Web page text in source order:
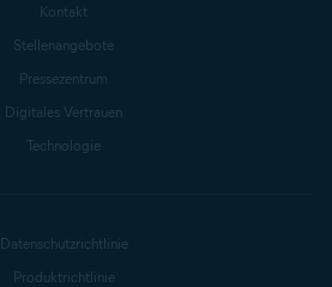
Kontakt
Stellenangebote
Pressezentrum
Digitales Vertrauen
Technologie
Datenschutzrichtlinie
Produktrichtlinie